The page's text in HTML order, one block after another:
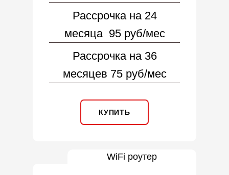
Рассрочка на 24
месяца 95 руб/мес
Рассрочка на 36
месяцев 75 руб/мес
КУПИТЬ
WiFi роутер